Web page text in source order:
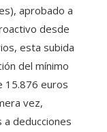
aprobado a
desde
esta subida
del mínimo
15.876 euros
vez,
deducciones